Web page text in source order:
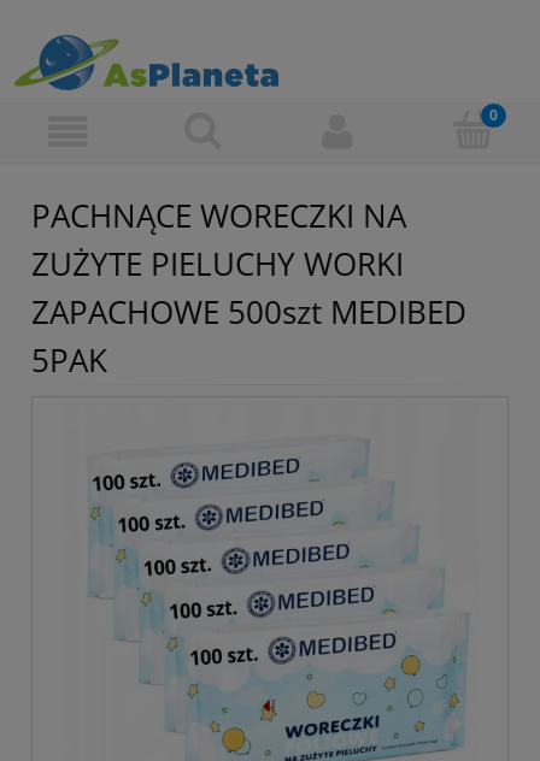
PACHNĄCE WORECZKI NA
ZUŻYTE PIELUCHY WORKI
ZAPACHOWE 500szt MEDIBED
5PAK